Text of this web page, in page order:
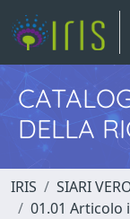
DELLA
IRIS SIARI
01.01 Articolo